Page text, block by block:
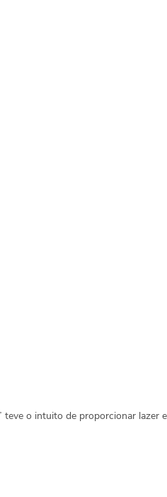
teve o intuito de proporcionar lazer